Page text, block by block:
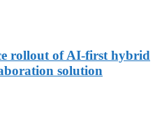
rollout of AI-first hybrid
solution